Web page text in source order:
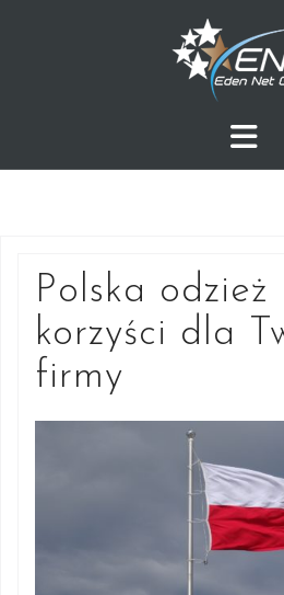
Polska odzież
korzyści dla
firmy